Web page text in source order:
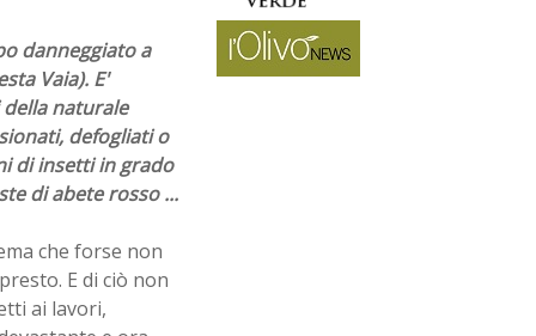
danneggiato a
Vaia). E'
naturale
defogliati o
di insetti in grado
di abete rosso ...
che forse non
E di ciò non
ai lavori,